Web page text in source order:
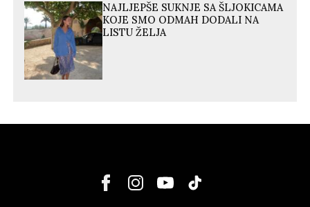
NAJLJEPŠE SUKNJE SA ŠLJOKICAMA
KOJE SMO ODMAH DODALI NA
LISTU ŽELJA